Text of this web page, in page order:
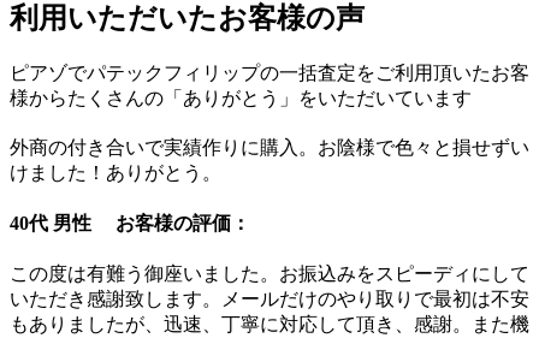
利用いただいたお客様の声
ピアゾでパテックフィリップの一括査定をご利用頂いたお客
様からたくさんの「ありがとう」をいただいています
外商の付き合いで実績作りに購入。お陰様で色々と損せずい
けました！ありがとう。
40代 男性 お客様の評価：
この度は有難う御座いました。お振込みをスピーディにして
いただき感謝致します。メールだけのやり取りで最初は不安
もありましたが、迅速、丁寧に対応して頂き、感謝。また機